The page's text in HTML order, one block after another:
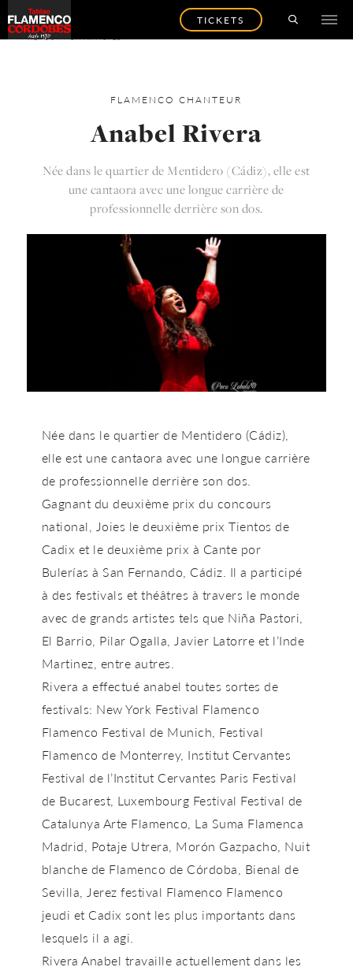
TICKETS
RETOUR AUX ARTISTES
FLAMENCOCHANTEUR
Anabel Rivera
Née dans le quartier de Mentidero (Cádiz), elle est
une cantaora avec une longue carrière de
professionnelle derrière son dos.
Née dans le quartier de Mentidero (Cádiz),
elle est une cantaora avec une longue carrière
de professionnelle derrière son dos.
Gagnant du deuxième prix du concours
national, Joies le deuxième prix Tientos de
Cadix et le deuxième prix à Cante por
Bulerías à San Fernando, Cádiz. Il a participé
à des festivals et théâtres à travers le monde
avec de grands artistes tels que Niña Pastori,
El Barrio, Pilar Ogalla, Javier Latorre et l’Inde
Martinez, entre autres.
Rivera a effectué anabel toutes sortes de
festivals: New York Festival Flamenco
Flamenco Festival de Munich, Festival
Flamenco de Monterrey, Institut Cervantes
Festival de l’Institut Cervantes Paris Festival
de Bucarest, Luxembourg Festival Festival de
Catalunya Arte Flamenco, La Suma Flamenca
Madrid, Potaje Utrera, Morón Gazpacho, Nuit
blanche de Flamenco de Córdoba, Bienal de
Sevilla, Jerez festival Flamenco Flamenco
jeudi et Cadix sont les plus importants dans
lesquels il a agi.
Rivera Anabel travaille actuellement dans les